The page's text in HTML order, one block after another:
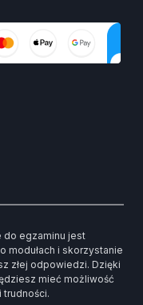
do egzaminu jest
modułach i skorzystanie
złej odpowiedzi. Dzięki
mieć możliwość
trudności.